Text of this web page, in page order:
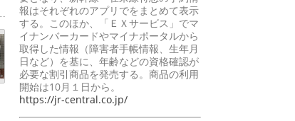
報はそれぞれのアプリでをまとめて表示
する。このほか、「ＥＸサービス」でマ
イナンバーカードやマイナポータルから
取得した情報（障害者手帳情報、生年月
日など）を基に、年齢などの資格確認が
必要な割引商品を発売する。商品の利用
開始は10月１日から。
https://jr-central.co.jp/